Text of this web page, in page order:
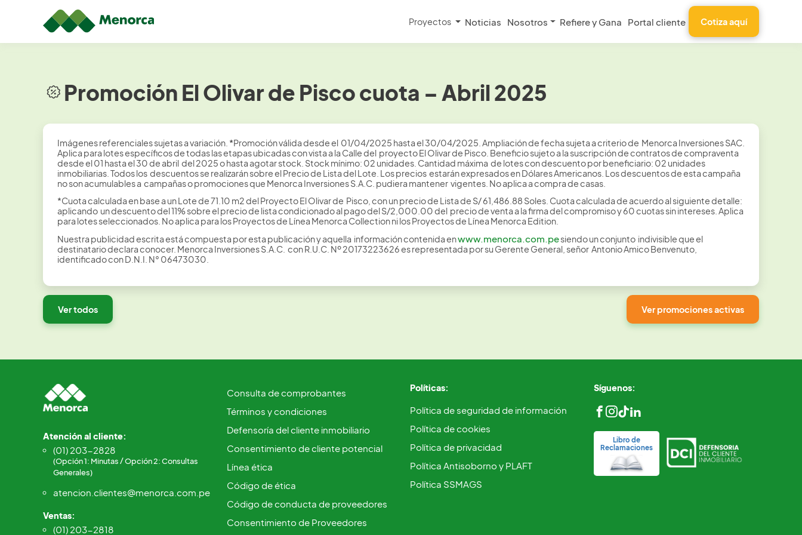
Proyectos Noticias Nosotros Refiere y Gana Portal cliente Cotiza aquí
Promoción El Olivar de Pisco cuota – Abril 2025
Imágenes referenciales sujetas a variación. *Promoción válida desde el 01/04/2025 hasta el 30/04/2025. Ampliación de fecha sujeta a criterio de Menorca Inversiones SAC.
Aplica para lotes específicos de todas las etapas ubicadas con vista a la Calle del proyecto El Olivar de Pisco. Beneficio sujeto a la suscripción de contratos de compraventa
desde el 01 hasta el 30 de abril del 2025 o hasta agotar stock. Stock mínimo: 02 unidades. Cantidad máxima de lotes con descuento por beneficiario: 02 unidades
inmobiliarias. Todos los descuentos se realizarán sobre el Precio de Lista del Lote. Los precios estarán expresados en Dólares Americanos. Los descuentos de esta campaña
no son acumulables a campañas o promociones que Menorca Inversiones S.A.C. pudiera mantener vigentes. No aplica a compra de casas.
*Cuota calculada en base a un Lote de 71.10 m2 del Proyecto El Olivar de Pisco, con un precio de Lista de S/ 61,486.88 Soles. Cuota calculada de acuerdo al siguiente detalle:
aplicando un descuento del 11% sobre el precio de lista condicionado al pago del S/2,000.00 del precio de venta a la firma del compromiso y 60 cuotas sin intereses. Aplica
para lotes seleccionados. No aplica para los Proyectos de Línea Menorca Collection ni los Proyectos de Línea Menorca Edition.
Nuestra publicidad escrita está compuesta por esta publicación y aquella información contenida enwww.menorca.com.pesiendo un conjunto indivisible que el
destinatario declara conocer. Menorca Inversiones S.A.C. con R.U.C. Nº 20173223626 es representada por su Gerente General, señor Antonio Amico Benvenuto,
identificado con D.N.I. N° 06473030.
Ver todos Ver promociones activas
Atención al cliente:
(01) 203-2828
(Opción 1: Minutas / Opción 2: Consultas
Generales)
atencion.clientes@menorca.com.pe
Ventas:
(01) 203-2818
Consulta de comprobantes
Términos y condiciones
Defensoría del cliente inmobiliario
Consentimiento de cliente potencial
Línea ética
Código de ética
Código de conducta de proveedores
Consentimiento de Proveedores
Políticas:
Política de seguridad de información
Política de cookies
Política de privacidad
Política Antisoborno y PLAFT
Política SSMAGS
Síguenos:
Libro de
Reclamaciones